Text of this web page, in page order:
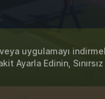
uygulamayı
Ayarla Edinin,